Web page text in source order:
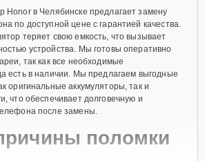
Honor в Челябинске предлагает замену
по доступной цене с гарантией качества.
теряет свою емкость, что вызывает
устройства. Мы готовы оперативно
так как все необходимые
есть в наличии. Мы предлагаем выгодные
оригинальные аккумуляторы, так и
что обеспечивает долговечную и
после замены.
поломки